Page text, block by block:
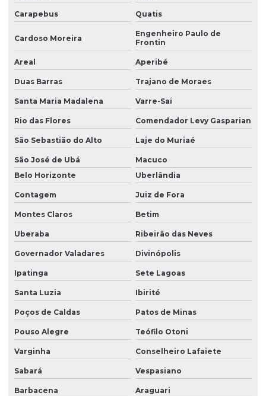
Carapebus Quatis
Cardoso Moreira
Engenheiro Paulo de
Frontin
Areal Aperibé
Duas Barras Trajano de Moraes
Santa Maria Madalena Varre-Sai
Rio das Flores Comendador Levy Gasparian
São Sebastião do Alto Laje do Muriaé
São José de Ubá
Macuco
Belo Horizonte
Uberlândia
Contagem Juiz de Fora
Montes Claros Betim
Uberaba Ribeirão das Neves
Governador Valadares Divinópolis
Ipatinga Sete Lagoas
Santa Luzia Ibirité
Poços de Caldas Patos de Minas
Pouso Alegre Teófilo Otoni
Varginha Conselheiro Lafaiete
Sabará Vespasiano
Barbacena Araguari